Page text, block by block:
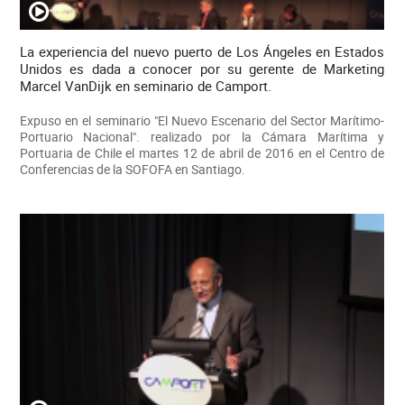
La experiencia del nuevo puerto de Los Ángeles en Estados
Unidos es dada a conocer por su gerente de Marketing
Marcel VanDijk en seminario de Camport.
Expuso en el seminario "El Nuevo Escenario del Sector Marítimo-
Portuario Nacional". realizado por la Cámara Marítima y
Portuaria de Chile el martes 12 de abril de 2016 en el Centro de
Conferencias de la SOFOFA en Santiago.